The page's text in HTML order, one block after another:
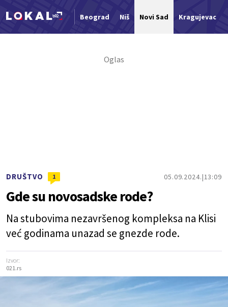
Beograd Niš Novi Sad Kragujevac
DRUŠTVO 1 05.09.2024. 13:09
Gde su novosadske rode?
Na stubovima nezavršenog kompleksa na Klisi
već godinama unazad se gnezde rode.
Izvor:
021.rs